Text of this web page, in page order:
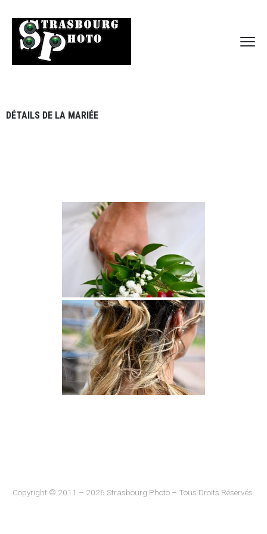
DÉTAILS DE LA MARIÉE
Copyright © 2011 – 2026 Strasbourg Photo – Tous Droits Réservés.